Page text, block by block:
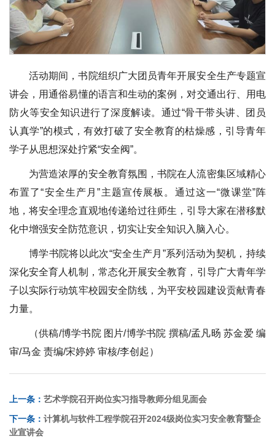
活动期间，书院组织广大团员青年开展安全生产专题宣
讲会，用通俗易懂的语言和生动的案例，对交通出行、用电
防火等安全知识进行了深度解读。通过“骨干带头讲、团员
认真学”的模式，有效打破了安全教育的枯燥感，引导青年
学子从思想深处拧紧“安全阀”。
为营造浓厚的安全教育氛围，书院在人流密集区域精心
布置了“安全生产月”主题宣传展板。通过这一“微课堂”阵
地，将安全理念直观地传递给过往师生，引导大家在潜移默
化中增强安全防范意识，切实让安全知识入脑入心。
博学书院将以此次“安全生产月”系列活动为契机，持续
深化安全育人机制，常态化开展安全教育，引导广大青年学
子以实际行动筑牢校园安全防线，为平安校园建设贡献青春
力量。
（供稿/博学书院 图片/博学书院 撰稿/孟凡旸 苏金爱 编
审/马金 责编/宋婷婷 审核/李创起）
上一条： 艺术学院召开岗位实习指导教师分组见面会
下一条： 计算机与软件工程学院召开2024级岗位实习安全教育暨企
业宣讲会